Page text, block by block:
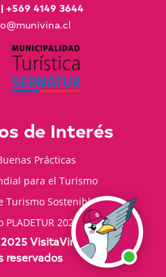
| +569 4149 3644
de Interés
Prácticas
para el Turismo
Turismo Sostenible 2035
2025-2023
VisitaVina - Todos los
reservados